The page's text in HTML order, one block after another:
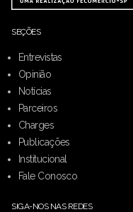
SEÇÕES
Entrevistas
Opinião
Notícias
Parceiros
Charges
Publicações
Institucional
Fale Conosco
SIGA-NOS NAS REDES